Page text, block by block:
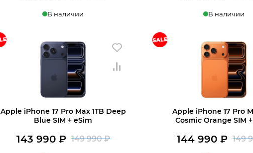
составляла
137
990 ₽.
290 ₽.
В наличии
В корзину
В наличии
В корзину
Apple iPhone 17 Pro Max 1TB Deep
Blue SIM + eSim
149 990₽
Первоначальная
143 990 ₽
Apple iPhone 17 Pro
Cosmic Orange SIM
149
144 990 ₽